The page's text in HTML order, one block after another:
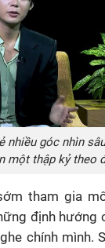
nhiều góc nhìn
một thập kỷ theo
tham gia
định hướng
chính mình.